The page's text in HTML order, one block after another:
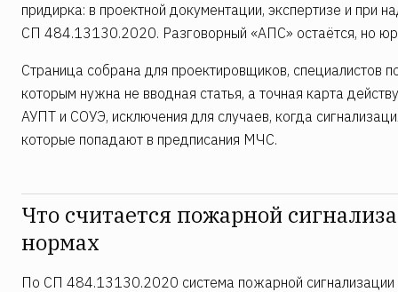
придирка: в проектной документации, экспертизе и при
СП 484.13130.2020. Разговорный «АПС» остаётся, но
Страница собрана для проектировщиков, специалистов
которым нужна не вводная статья, а точная карта
АУПТ и СОУЭ, исключения для случаев, когда
которые попадают в предписания МЧС.
Что считается пожарной
нормах
По СП 484.13130.2020 система пожарной сигнализации